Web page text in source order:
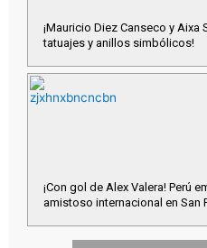
¡Mauricio Diez Canseco y Aixa
tatuajes y anillos simbólicos!
¡Con gol de Alex Valera! Perú
amistoso internacional en San